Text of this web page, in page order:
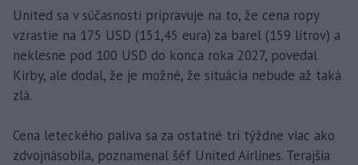
United sa v súčasnosti pripravuje na to, že cena ropy
vzrastie na 175 USD (151,45 eura) za barel (159 litrov) a
neklesne pod 100 USD do konca roka 2027, povedal
Kirby, ale dodal, že je možné, že situácia nebude až taká
zlá.
Cena leteckého paliva sa za ostatné tri týždne viac ako
zdvojnásobila, poznamenal šéf United Airlines. Terajšia